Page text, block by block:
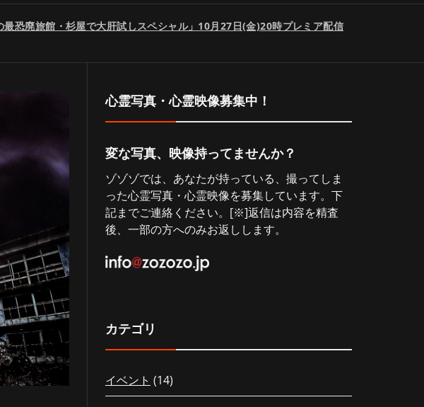
恐廃旅館・杉屋で大肝試しスペシャル」10月27日(金)20時プレミア配信
心霊写真・心霊映像募集中！
変な写真、映像持ってませんか？
ゾゾゾでは、あなたが持っている、撮ってしま
った心霊写真・心霊映像を募集しています。下
記までご連絡ください。[※]返信は内容を精査
後、一部の方へのみお返しします。
カテゴリ
イベント (14)